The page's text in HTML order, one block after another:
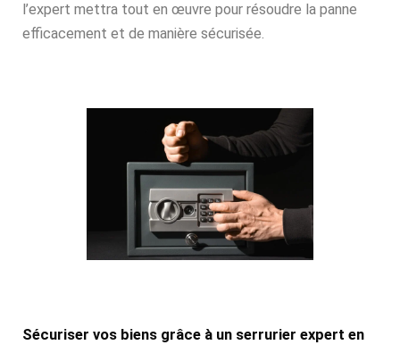
l’expert mettra tout en œuvre pour résoudre la panne
efficacement et de manière sécurisée.
Sécuriser vos biens grâce à un serrurier expert en